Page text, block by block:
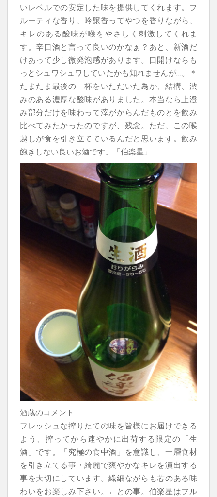
いレベルでの安定した味を提供してくれます。フ
ルーティな香り、吟醸香ってやつを香りながら、
キレのある酸味が喉をやさしく刺激してくれま
す。辛口酒と言って良いのかなぁ？あと、新酒だ
けあって少し微発泡感があります。口開けならも
っとシュワシュワしていたかも知れませんが…。＊
たまたま最後の一杯をいただいた為か、結構、渋
みのある濃厚な酸味がありました。本当なら上澄
み部分だけを味わって滓がからんだものとを飲み
比べてみたかったのですが、残念。ただ、この喉
越しが食を引き立てているんだと思います。飲み
飽きしない良いお酒です。「伯楽星」
酒蔵のコメント
フレッシュな搾りたての味を皆様にお届けできる
よう、搾ってから速やかに出荷する限定の「生
酒」です。「究極の食中酒」を意識し、一層食材
を引き立てる事・綺麗で爽やかなキレを演出する
事を大切にしています。繊細ながらも芯のある味
わいをお楽しみ下さい。←との事。伯楽星はフル